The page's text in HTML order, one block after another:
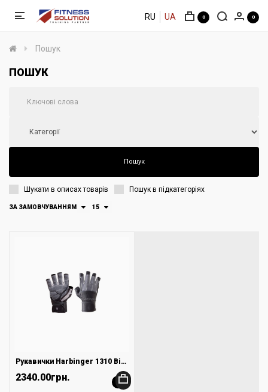
RU UA 0 0
Пошук
ПОШУК
Шукати в описах товарів Пошук в підкатегоріях
ЗА ЗАМОВЧУВАННЯМ 15
Рукавички Harbinger 1310 Bioform Wristwrap
2340.00грн. +